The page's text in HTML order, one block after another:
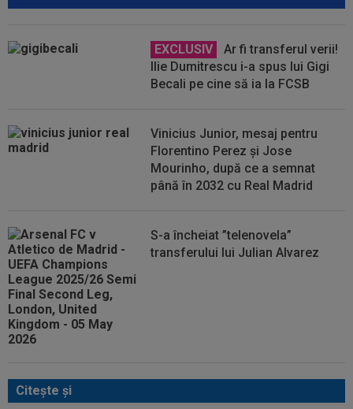
EXCLUSIV
Ar fi transferul verii!
Ilie Dumitrescu i-a spus lui Gigi
Becali pe cine să ia la FCSB
Vinicius Junior, mesaj pentru
Florentino Perez și Jose
Mourinho, după ce a semnat
până în 2032 cu Real Madrid
S-a încheiat ”telenovela”
transferului lui Julian Alvarez
Citeşte şi